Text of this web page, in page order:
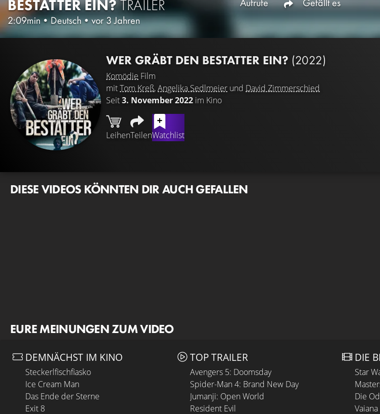
BESTATTER EIN?TRAILER
2:09min•Deutsch•vor 3 Jahren
WER GRÄBT DEN BESTATTER EIN? (2022)
Komödie Film
mitTom Kreß,Angelika Sedlmeier und David Zimmerschied
Seit3. November 2022 im Kino
LeihenTeilenWatchlist
DIESE VIDEOS KÖNNTEN DIR AUCH GEFALLEN
EURE MEINUNGEN ZUM VIDEO
DEMNÄCHST IM KINO
Steckerlfischfiasko
Ice Cream Man
Das Ende der Sterne
Exit 8
TOP TRAILER
Avengers 5: Doomsday
Spider-Man 4: Brand New Day
Jumanji: Open World
Resident Evil
DIE
Star
Die
Vaiana